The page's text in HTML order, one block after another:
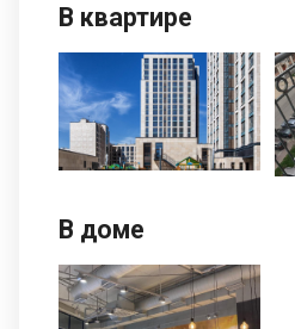
В квартире
В доме